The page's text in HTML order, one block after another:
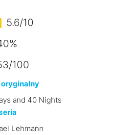
5.6/10
100
oryginalny
and 40 Nights
Lehmann